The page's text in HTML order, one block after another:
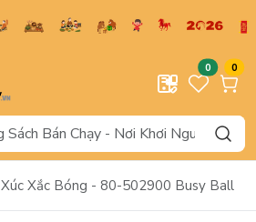
0 0
Xúc Xắc Bóng - 80-502900 Busy Ball